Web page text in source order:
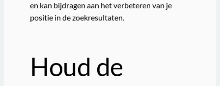
en kan bijdragen aan het verbeteren van je
positie in de zoekresultaten.
Houd de